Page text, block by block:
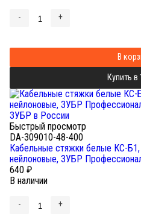
- +
В
Купить в
Быстрый просмотр
DA-309010-48-400
Кабельные стяжки белые КС-
нейлоновые, ЗУБР
640 ₽
В наличии
- +